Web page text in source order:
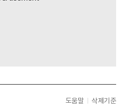
도움말 삭제기준